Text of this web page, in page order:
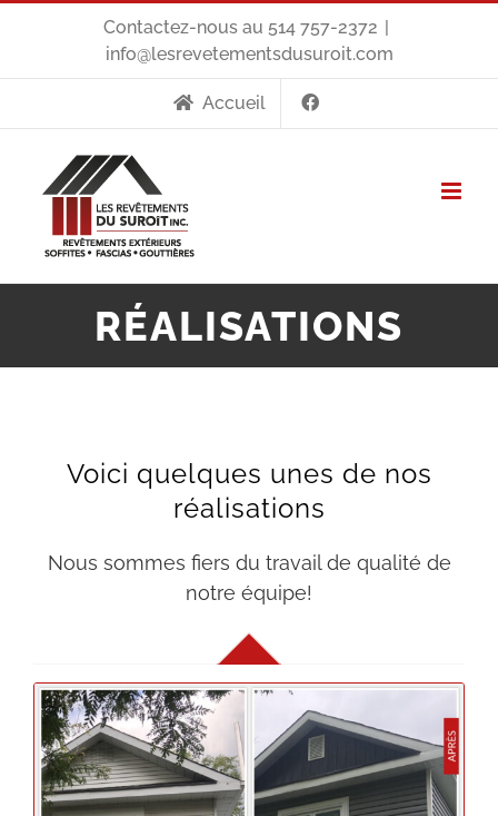
Contactez-nous au 514 757-2372 |
info@lesrevetementsdusuroit.com
Accueil
RÉALISATIONS
Voici quelques unes de nos
réalisations
Nous sommes fiers du travail de qualité de
notre équipe!